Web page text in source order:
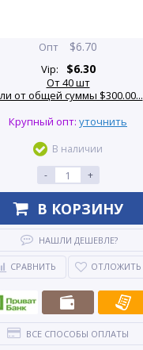
Опт $6.70
Vip: $6.30
От 40 шт
от общей суммы $300.00...
Крупный опт: уточнить
В наличии
-
+
В КОРЗИНУ
НАШЛИ ДЕШЕВЛЕ?
СРАВНИТЬ ОТЛОЖИТЬ
ВСЕ СПОСОБЫ ОПЛАТЫ